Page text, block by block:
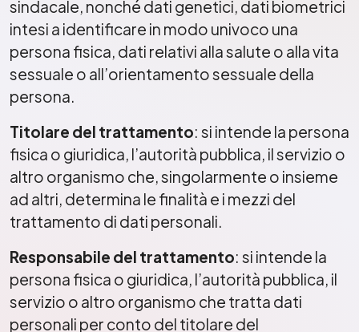
sindacale, nonché dati genetici, dati biometrici
intesi a identificare in modo univoco una
persona fisica, dati relativi alla salute o alla vita
sessuale o all’orientamento sessuale della
persona.
Titolare del trattamento: si intende la persona
fisica o giuridica, l’autorità pubblica, il servizio o
altro organismo che, singolarmente o insieme
ad altri, determina le finalità e i mezzi del
trattamento di dati personali.
Responsabile del trattamento: si intende la
persona fisica o giuridica, l’autorità pubblica, il
servizio o altro organismo che tratta dati
personali per conto del titolare del